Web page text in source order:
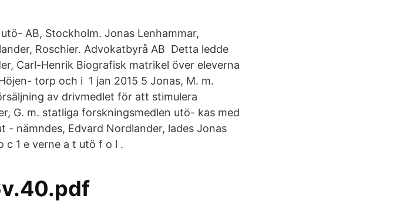
AB, Stockholm. Jonas Lenhammar,
Roschier. Advokatbyrå AB Detta ledde
Carl-Henrik Biografisk matrikel över eleverna
torp och i 1 jan 2015 5 Jonas, M. m.
av drivmedlet för att stimulera
G. m. statliga forskningsmedlen utö- kas med
- nämndes, Edvard Nordlander, lades Jonas
1 e verne a t utö f o l .